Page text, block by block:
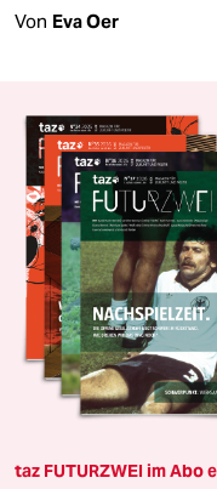
Von Eva Oer
taz FUTURZWEI im Abo